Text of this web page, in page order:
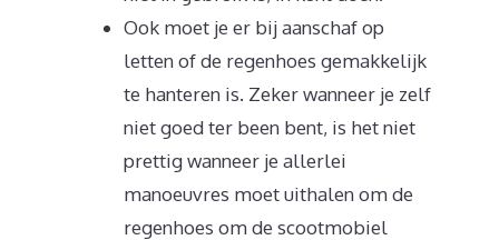
Ook moet je er bij aanschaf op
letten of de regenhoes gemakkelijk
te hanteren is. Zeker wanneer je zelf
niet goed ter been bent, is het niet
prettig wanneer je allerlei
manoeuvres moet uithalen om de
regenhoes om de scootmobiel